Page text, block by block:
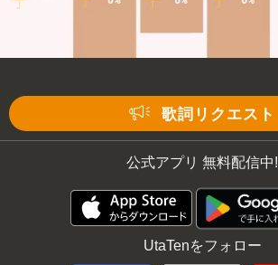
歌詞リクエスト
公式アプリ 無料配信中!
UtaTenをフォロー